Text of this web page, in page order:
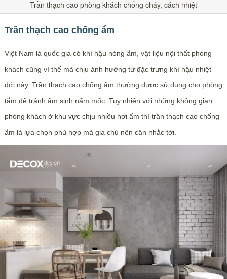
Trần thạch cao phòng khách chống cháy, cách nhiệt
Trần thạch cao chống ẩm
Việt Nam là quốc gia có khí hậu nóng ẩm, vật liệu nội thất phòng
khách cũng vì thế mà chịu ảnh hưởng từ đặc trưng khí hậu nhiệt
đới này. Trần thạch cao chống ẩm thường được sử dụng cho phòng
tắm để tránh ẩm sinh nấm mốc. Tuy nhiên với những không gian
phòng khách ở khu vực chịu nhiều hơi ẩm thì trần thạch cao chống
ẩm là lựa chọn phù hợp mà gia chủ nên cân nhắc tới.